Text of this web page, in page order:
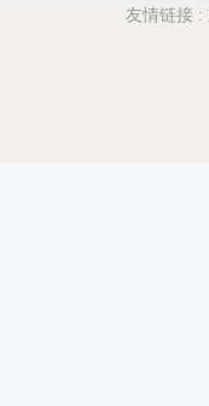
友情链接 :